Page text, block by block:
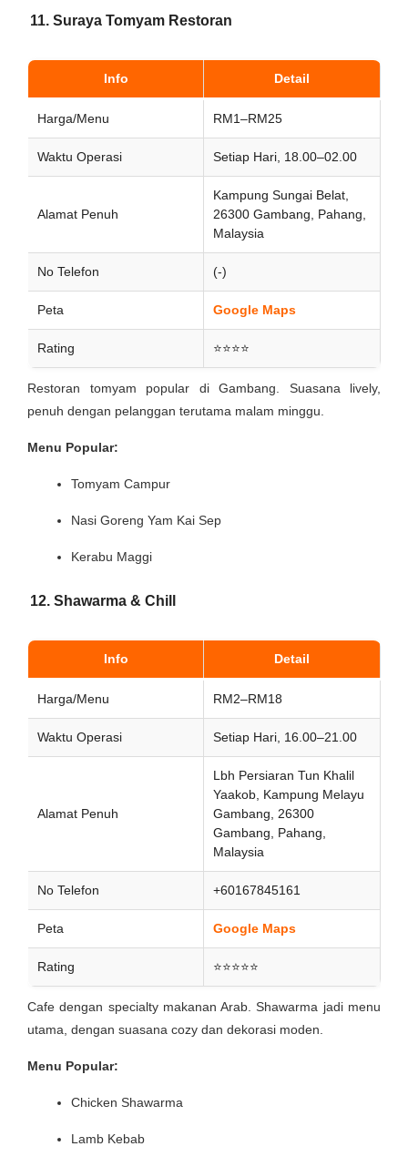
11. Suraya Tomyam Restoran
Info Detail
Harga/Menu RM1–RM25
Waktu Operasi Setiap Hari, 18.00–02.00
Alamat Penuh
Kampung Sungai Belat,
26300 Gambang, Pahang,
Malaysia
No Telefon (-)
Peta Google Maps
Rating ⭐⭐⭐⭐
Restoran tomyam popular di Gambang. Suasana lively,
penuh dengan pelanggan terutama malam minggu.
Menu Popular:
Tomyam Campur
Nasi Goreng Yam Kai Sep
Kerabu Maggi
12. Shawarma & Chill
Info Detail
Harga/Menu RM2–RM18
Waktu Operasi Setiap Hari, 16.00–21.00
Alamat Penuh
Lbh Persiaran Tun Khalil
Yaakob, Kampung Melayu
Gambang, 26300
Gambang, Pahang,
Malaysia
No Telefon +60167845161
Peta Google Maps
Rating ⭐⭐⭐⭐⭐
Cafe dengan specialty makanan Arab. Shawarma jadi menu
utama, dengan suasana cozy dan dekorasi moden.
Menu Popular:
Chicken Shawarma
Lamb Kebab